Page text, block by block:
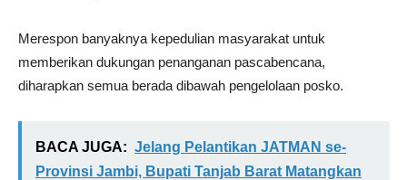
Merespon banyaknya kepedulian masyarakat untuk
memberikan dukungan penanganan pascabencana,
diharapkan semua berada dibawah pengelolaan posko.
BACA JUGA: Jelang Pelantikan JATMAN se-
Provinsi Jambi, Bupati Tanjab Barat Matangkan